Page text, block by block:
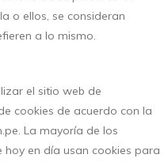
o ellos, se consideran
a lo mismo.
el sitio web de
cookies de acuerdo con la
La mayoría de los
en día usan cookies para